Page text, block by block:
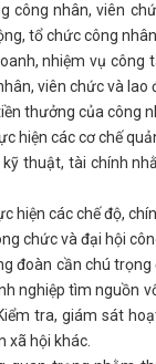
công nhân, viên
tổ chức công
nhiệm vụ công
viên chức và lao
thưởng của công
hiện các cơ chế
thuật, tài chính
hiện các chế độ,
chức và đại hội
đoàn cần chú
nghiệp tìm nguồn
tra, giám sát
xã hội khác.